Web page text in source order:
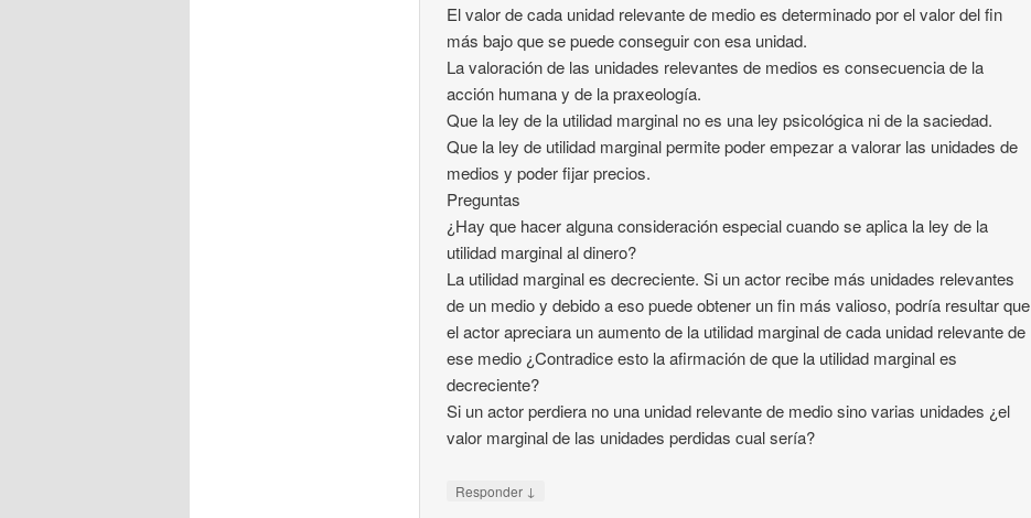
El valor de cada unidad relevante de medio es determinado por el valor del fin
más bajo que se puede conseguir con esa unidad.
La valoración de las unidades relevantes de medios es consecuencia de la
acción humana y de la praxeología.
Que la ley de la utilidad marginal no es una ley psicológica ni de la saciedad.
Que la ley de utilidad marginal permite poder empezar a valorar las unidades de
medios y poder fijar precios.
Preguntas
¿Hay que hacer alguna consideración especial cuando se aplica la ley de la
utilidad marginal al dinero?
La utilidad marginal es decreciente. Si un actor recibe más unidades relevantes
de un medio y debido a eso puede obtener un fin más valioso, podría resultar que
el actor apreciara un aumento de la utilidad marginal de cada unidad relevante de
ese medio ¿Contradice esto la afirmación de que la utilidad marginal es
decreciente?
Si un actor perdiera no una unidad relevante de medio sino varias unidades ¿el
valor marginal de las unidades perdidas cual sería?
Responder ↓